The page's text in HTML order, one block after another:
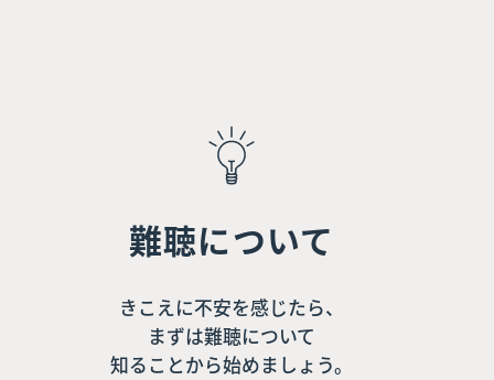
難聴について
きこえに不安を感じたら、
まずは難聴について
知ることから始めましょう。